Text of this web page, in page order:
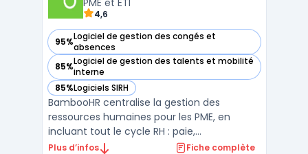
PME et ETI
4,6
95%Logiciel de gestion des congés et
absences
— voir BambooHR dans cette catégorie
85%Logiciel de gestion des talents et mobilité
interne
— voir BambooHR dans cette catégorie
85%Logiciels SIRH
— voir BambooHR dans cette catégorie
BambooHR centralise la gestion des
ressources humaines pour les PME, en
incluant tout le cycle RH : paie,
administration des avantages sociaux,
Plus d’infos Fiche complète